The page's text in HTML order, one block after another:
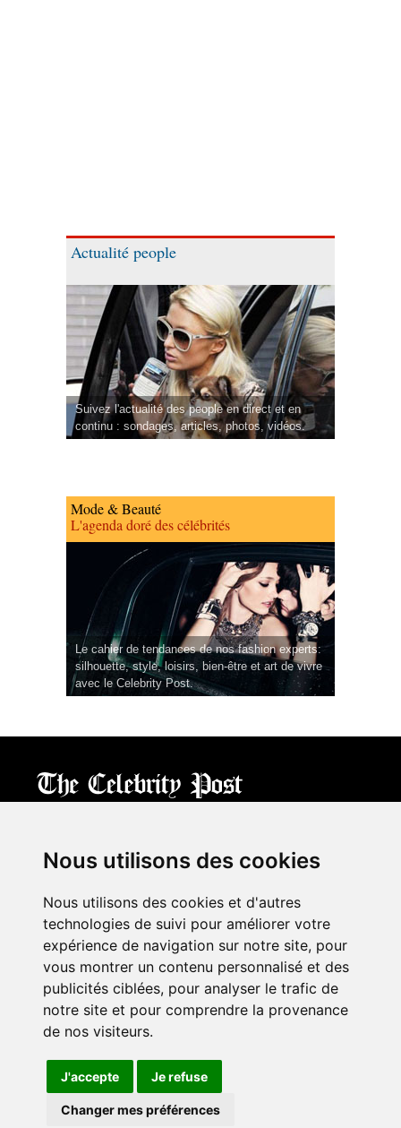
Nous utilisons des cookies
Nous utilisons des cookies et d'autres
technologies de suivi pour améliorer votre
expérience de navigation sur notre site, pour
vous montrer un contenu personnalisé et des
publicités ciblées, pour analyser le trafic de
notre site et pour comprendre la provenance
de nos visiteurs.
J'accepte Je refuse
Changer mes préférences
Actualité people
Suivez l'actualité des people en direct et en
continu : sondages, articles, photos, vidéos.
Mode & Beauté
L'agenda doré des célébrités
Le cahier de tendances de nos fashion experts:
silhouette, style, loisirs, bien-être et art de vivre
avec le Celebrity Post.
Terms of Use| Privacy|Cookies Policy (Mes préférences)
À propos
Mentions légales
Contact Us
Follow us on
Watch us on